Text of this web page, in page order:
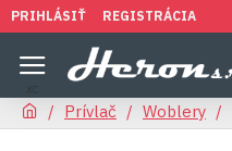
PRIHLÁSIŤ REGISTRÁCIA
Prívlač Woblery